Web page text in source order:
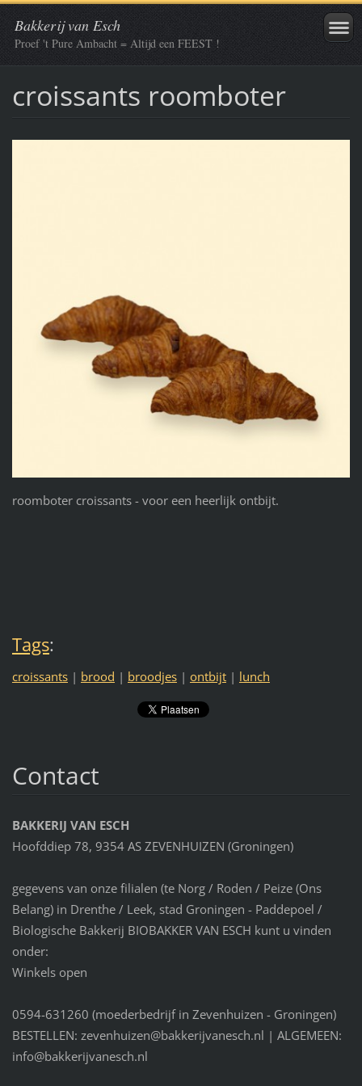
Bakkerij van Esch
Proef 't Pure Ambacht = Altijd een FEEST !
croissants roomboter
roomboter croissants - voor een heerlijk ontbijt.
Tags:
croissants | brood | broodjes | ontbijt | lunch
Contact
BAKKERIJ VAN ESCH
Hoofddiep 78, 9354 AS ZEVENHUIZEN (Groningen)
gegevens van onze filialen (te Norg / Roden / Peize (Ons
Belang) in Drenthe / Leek, stad Groningen - Paddepoel /
Biologische Bakkerij BIOBAKKER VAN ESCH kunt u vinden
onder:
Winkels open
0594-631260 (moederbedrijf in Zevenhuizen - Groningen)
BESTELLEN: zevenhuizen@bakkerijvanesch.nl | ALGEMEEN:
info@bakkerijvanesch.nl